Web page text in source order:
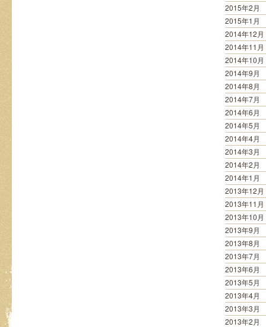
2015年2月
2015年1月
2014年12月
2014年11月
2014年10月
2014年9月
2014年8月
2014年7月
2014年6月
2014年5月
2014年4月
2014年3月
2014年2月
2014年1月
2013年12月
2013年11月
2013年10月
2013年9月
2013年8月
2013年7月
2013年6月
2013年5月
2013年4月
2013年3月
2013年2月